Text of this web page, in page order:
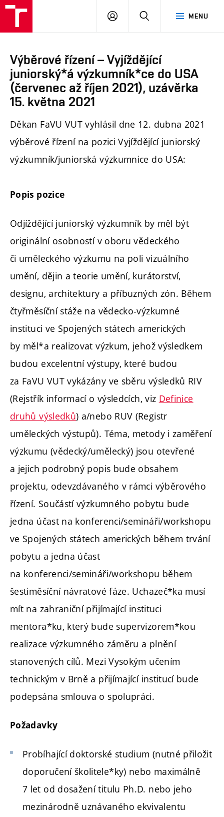
MENU
PŘIHLÁSIT
Výběrové řízení – Vyjíždějící
juniorský*á výzkumník*ce do USA
(červenec až říjen 2021), uzávěrka
15. května 2021
Děkan FaVU VUT vyhlásil dne 12. dubna 2021
výběrové řízení na pozici Vyjíždějící juniorský
výzkumník/juniorská výzkumnice do USA:
Popis pozice
Odjíždějící juniorský výzkumník by měl být
originální osobností v oboru vědeckého
či uměleckého výzkumu na poli vizuálního
umění, dějin a teorie umění, kurátorství,
designu, architektury a příbuzných zón. Během
čtyřměsíční stáže na vědecko-výzkumné
instituci ve Spojených státech amerických
by měl*a realizovat výzkum, jehož výsledkem
budou excelentní výstupy, které budou
za FaVU VUT vykázány ve sběru výsledků RIV
(Rejstřík informací o výsledcích, viz Definice
druhů výsledků) a/nebo RUV (Registr
uměleckých výstupů). Téma, metody i zaměření
výzkumu (vědecký/umělecký) jsou otevřené
a jejich podrobný popis bude obsahem
projektu, odevzdávaného v rámci výběrového
řízení. Součástí výzkumného pobytu bude
jedna účast na konferenci/semináři/workshopu
ve Spojených státech amerických během trvání
pobytu a jedna účast
na konferenci/semináři/workshopu během
šestiměsíční návratové fáze. Uchazeč*ka musí
mít na zahraniční přijímající instituci
mentora*ku, který bude supervizorem*kou
realizace výzkumného záměru a plnění
stanovených cílů. Mezi Vysokým učením
technickým v Brně a přijímající institucí bude
podepsána smlouva o spolupráci.
Požadavky
Probíhající doktorské studium (nutné přiložit
doporučení školitele*ky) nebo maximálně
7 let od dosažení titulu Ph.D. nebo jeho
mezinárodně uznávaného ekvivalentu